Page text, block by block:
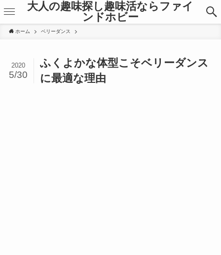
大人の趣味探し趣味活ならファイ
ンドホビー
ホーム ベリーダンス
ふくよかな体型こそベリーダンス
に最適な理由
2020
5/30